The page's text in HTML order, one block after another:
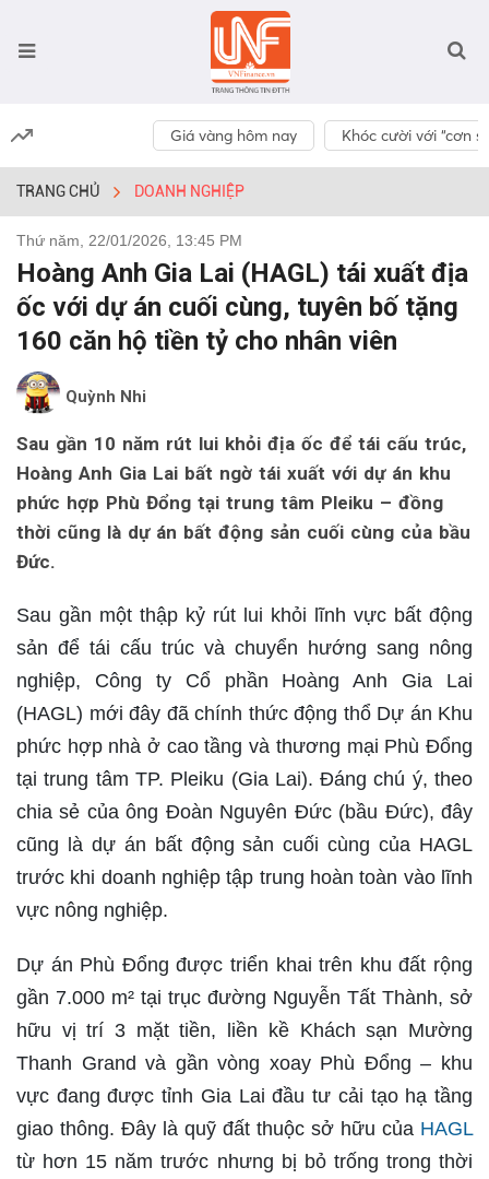
Giá vàng hôm nay Khóc cười với “cơn
TRANG CHỦ DOANH NGHIỆP
Thứ năm, 22/01/2026, 13:45 PM
Hoàng Anh Gia Lai (HAGL) tái xuất địa
ốc với dự án cuối cùng, tuyên bố tặng
160 căn hộ tiền tỷ cho nhân viên
Quỳnh Nhi
Sau gần 10 năm rút lui khỏi địa ốc để tái cấu trúc,
Hoàng Anh Gia Lai bất ngờ tái xuất với dự án khu
phức hợp Phù Đổng tại trung tâm Pleiku – đồng
thời cũng là dự án bất động sản cuối cùng của bầu
Đức.
Sau gần một thập kỷ rút lui khỏi lĩnh vực bất động
sản để tái cấu trúc và chuyển hướng sang nông
nghiệp, Công ty Cổ phần Hoàng Anh Gia Lai
(HAGL) mới đây đã chính thức động thổ Dự án Khu
phức hợp nhà ở cao tầng và thương mại Phù Đổng
tại trung tâm TP. Pleiku (Gia Lai). Đáng chú ý, theo
chia sẻ của ông Đoàn Nguyên Đức (bầu Đức), đây
cũng là dự án bất động sản cuối cùng của HAGL
trước khi doanh nghiệp tập trung hoàn toàn vào lĩnh
vực nông nghiệp.
Dự án Phù Đổng được triển khai trên khu đất rộng
gần 7.000 m² tại trục đường Nguyễn Tất Thành, sở
hữu vị trí 3 mặt tiền, liền kề Khách sạn Mường
Thanh Grand và gần vòng xoay Phù Đổng – khu
vực đang được tỉnh Gia Lai đầu tư cải tạo hạ tầng
giao thông. Đây là quỹ đất thuộc sở hữu của HAGL
từ hơn 15 năm trước nhưng bị bỏ trống trong thời